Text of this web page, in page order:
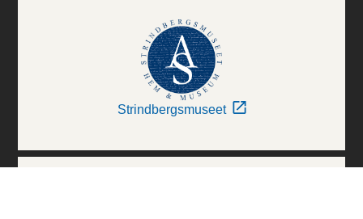
Strindbergsmuseet